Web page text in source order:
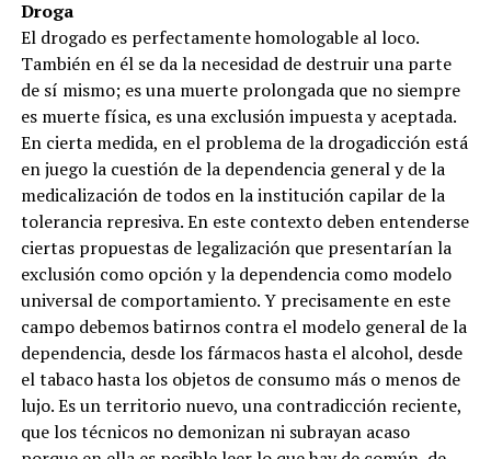
Droga
El drogado es perfectamente homologable al loco.
También en él se da la necesidad de destruir una parte
de sí mismo; es una muerte prolongada que no siempre
es muerte física, es una exclusión impuesta y aceptada.
En cierta medida, en el problema de la drogadicción está
en juego la cuestión de la dependencia general y de la
medicalización de todos en la institución capilar de la
tolerancia represiva. En este contexto deben entenderse
ciertas propuestas de legalización que presentarían la
exclusión como opción y la dependencia como modelo
universal de comportamiento. Y precisamente en este
campo debemos batirnos contra el modelo general de la
dependencia, desde los fármacos hasta el alcohol, desde
el tabaco hasta los objetos de consumo más o menos de
lujo. Es un territorio nuevo, una contradicción reciente,
que los técnicos no demonizan ni subrayan acaso